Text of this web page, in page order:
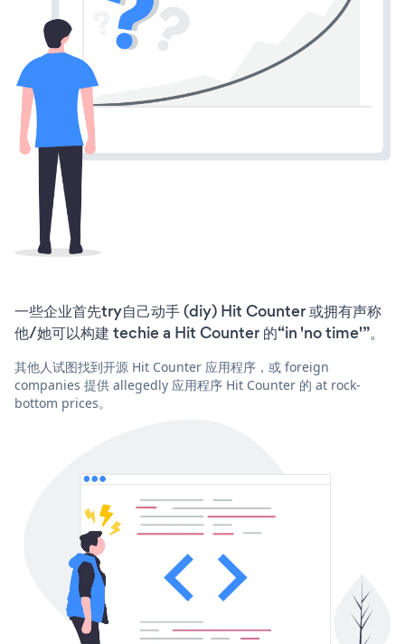
一些企业首先try自己动手 (diy) Hit Counter 或拥有声称
他/她可以构建 techie a Hit Counter 的“in 'no time'”。
其他人试图找到开源 Hit Counter 应用程序，或 foreign
companies 提供 allegedly 应用程序 Hit Counter 的 at rock-
bottom prices。